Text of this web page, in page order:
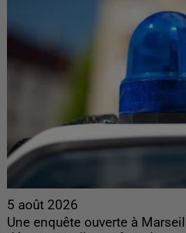
5 août 2026
Une enquête ouverte à